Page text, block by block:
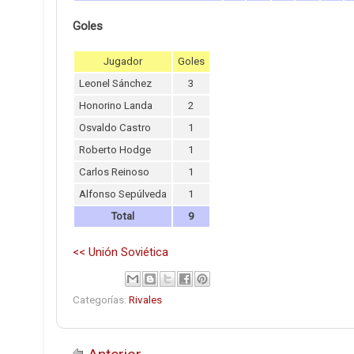
Goles
Jugador
Goles
Leonel Sánchez
3
Honorino Landa
2
Osvaldo Castro
1
Roberto Hodge
1
Carlos Reinoso
1
Alfonso Sepúlveda
1
Total
9
<< Unión Soviética
Categorías: Rivales